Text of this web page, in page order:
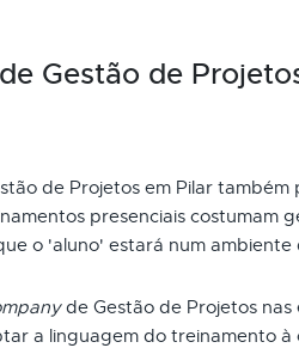
Gestão de
de Projetos em Pilar também
presenciais costumam
o 'aluno' estará num ambiente
de Gestão de Projetos nas
a linguagem do treinamento